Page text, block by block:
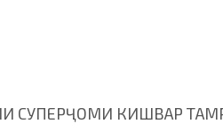
СУПЕРҶОМИ КИШВАР